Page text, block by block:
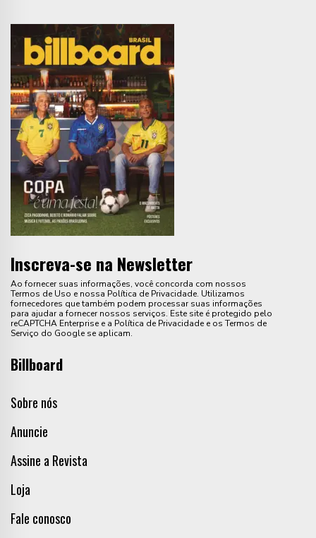
Inscreva-se na Newsletter
Ao fornecer suas informações, você concorda com nossos
Termos de Uso e nossa Política de Privacidade. Utilizamos
fornecedores que também podem processar suas informações
para ajudar a fornecer nossos serviços. Este site é protegido pelo
reCAPTCHA Enterprise e a Política de Privacidade e os Termos de
Serviço do Google se aplicam.
Billboard
Sobre nós
Anuncie
Assine a Revista
Loja
Fale conosco